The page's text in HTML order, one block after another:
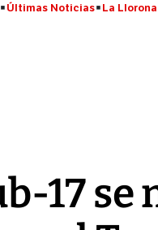
Últimas Noticias La Llorona
17 se